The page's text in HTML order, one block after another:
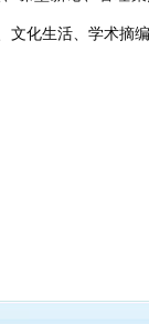
文化生活、学术摘编